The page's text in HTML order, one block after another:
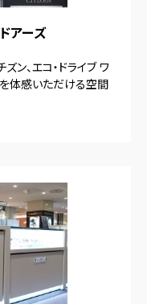
アーズ
ン、エコ・ドライブ ワ
を体感いただける空間